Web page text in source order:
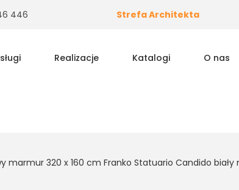
446 Strefa Architekta
Realizacje Katalogi O nas
marmur 320 x 160 cm Franko Statuario Candido biały